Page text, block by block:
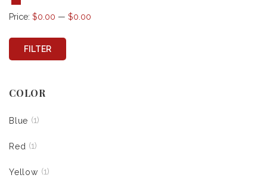
Price: $0.00 — $0.00
FILTER
COLOR
Blue (1)
Red (1)
Yellow (1)